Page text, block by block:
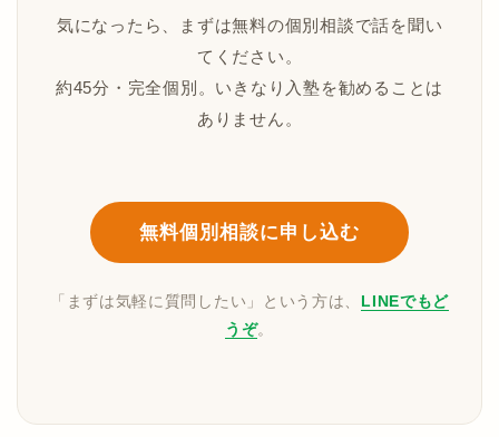
気になったら、まずは無料の個別相談で話を聞い
てください。
約45分・完全個別。いきなり入塾を勧めることは
ありません。
無料個別相談に申し込む
「まずは気軽に質問したい」という方は、 LINEでもど
うぞ。